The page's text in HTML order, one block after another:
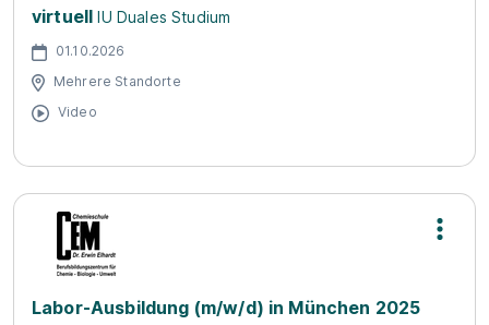
virtuell IU Duales Studium
01.10.2026
Mehrere Standorte
Video
Labor-Ausbildung (m/w/d) in München 2025